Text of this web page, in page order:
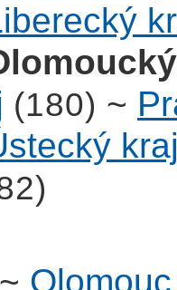
(180) ~
~ Olomouc